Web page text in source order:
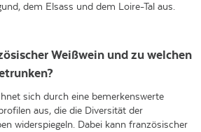
dem Elsass und dem Loire-Tal aus.
Weißwein und zu welchen
sich durch eine bemerkenswerte
aus, die die Diversität der
widerspiegeln. Dabei kann französischer